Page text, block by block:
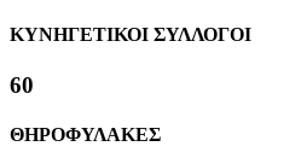
ΚΥΝΗΓΕΤΙΚΟΙ ΣΥΛΛΟΓΟΙ
63
ΘΗΡΟΦΥΛΑΚΕΣ